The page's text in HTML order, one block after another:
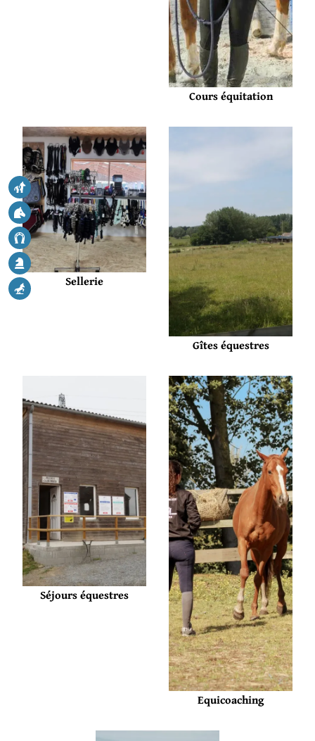
Cours équitation
Sellerie
Gîtes équestres
Séjours équestres
Equicoaching